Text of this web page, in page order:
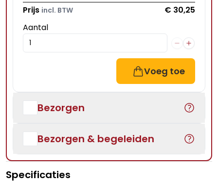
Prijs incl. BTW
€ 30,25
Aantal
Voeg toe
Bezorgen
Bezorgen & begeleiden
Specificaties